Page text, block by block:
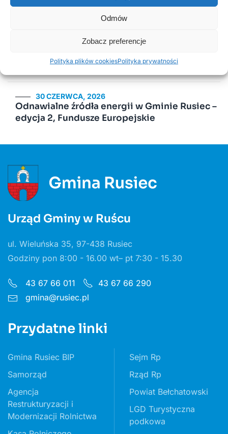
Odmów
Zobacz preferencje
Polityka plików cookiesPolityka prywatności
PSZOK Rusiec – godziny otwarcia, lokalizacja i
Kurenda
30 CZERWCA, 2026
Odnawialne źródła energii w Gminie Rusiec –
edycja 2, Fundusze Europejskie
Urząd Gminy w Ruścu
ul. Wieluńska 35, 97-438 Rusiec
Godziny pon 8:00 - 16.00 wt– pt 7:30 - 15.30
43 67 66 011
43 67 66 290
gmina@rusiec.pl
Przydatne linki
Gmina Rusiec BIP
Samorząd
Agencja
Restrukturyzacji i
Modernizacji Rolnictwa
Sejm Rp
Rząd Rp
Powiat Bełchatowski
LGD Turystyczna
podkowa